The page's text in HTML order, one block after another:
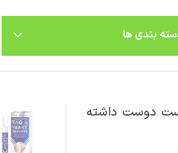
بندی ها
دوست داشته